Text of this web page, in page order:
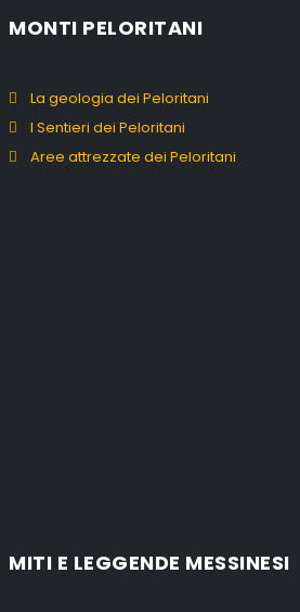
MONTI PELORITANI
La geologia dei Peloritani
I Sentieri dei Peloritani
Aree attrezzate dei Peloritani
MITI E LEGGENDE MESSINESI